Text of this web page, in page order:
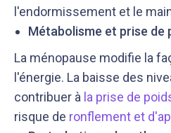
l'endormissement et le
Métabolisme et prise de
La ménopause modifie la
l'énergie. La baisse des
contribuer à la prise de
risque de ronflement et